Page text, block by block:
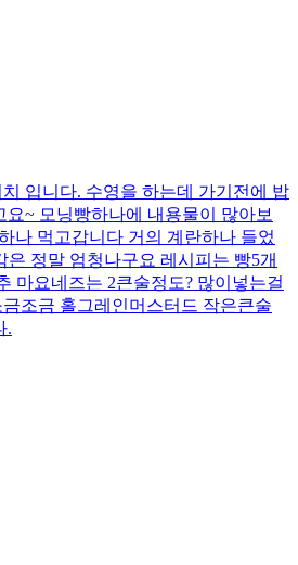
입니다. 수영을 하는데 가기전에 밥
~ 모닝빵하나에 내용물이 많아보
나 먹고갑니다 거의 계란하나 들었
은 정말 엄청나구요 레시피는 빵5개
마요네즈는 2큰술정도? 많이넣는걸
조금 홀그레인머스터드 작은큰술
.